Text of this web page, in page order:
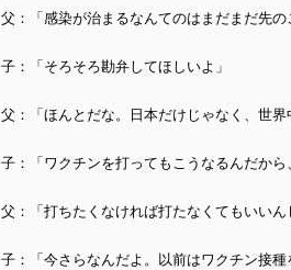
父：「感染が治まるなんてのはまだまだ先の
子：「そろそろ勘弁してほしいよ」
父：「ほんとだな。日本だけじゃなく、世界
子：「ワクチンを打ってもこうなるんだか
父：「打ちたくなければ打たなくてもいいん
子：「今さらなんだよ。以前はワクチン接種